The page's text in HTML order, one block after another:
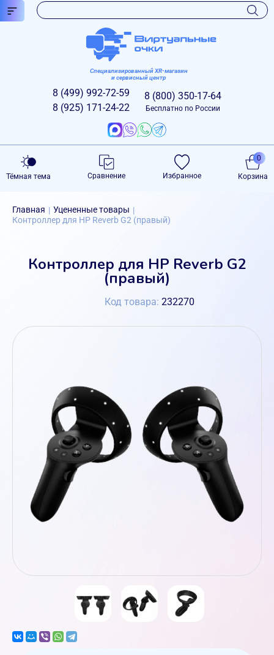
Специализированный XR-магазин
и сервисный центр
8 (499) 992-72-59
8 (925) 171-24-22
8 (800) 350-17-64
Бесплатно по России
Тёмная тема Сравнение Избранное Корзина
0
Главная | Уцененные товары |
Контроллер для HP Reverb G2 (правый)
Контроллер для HP Reverb G2
(правый)
Код товара: 232270